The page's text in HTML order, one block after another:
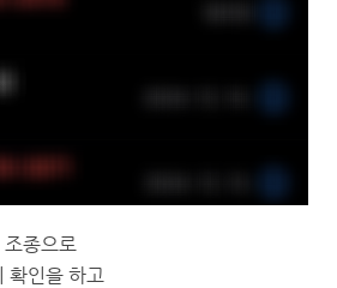
조종으로
확인을 하고